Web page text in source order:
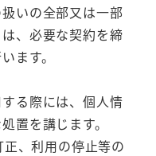
いの全部又は一部
、必要な契約を締
ます。
る際には、個人情
置を講じます。
、利用の停止等の